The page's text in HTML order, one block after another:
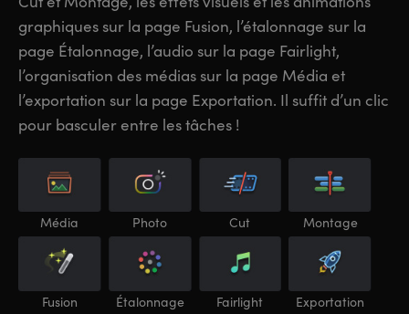
graphiques sur la page Fusion, l’étalonnage sur la
page Étalonnage, l’audio sur la page Fairlight,
l’organisation des médias sur la page Média et
l’exportation sur la page Exportation. Il suffit d’un clic
pour basculer entre les tâches !
Média Photo Cut Montage
Fusion Étalonnage Fairlight Exportation